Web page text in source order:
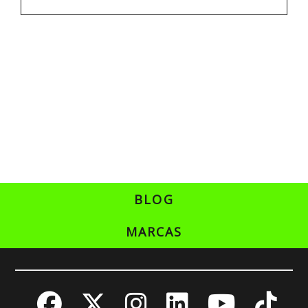
BLOG
MARCAS